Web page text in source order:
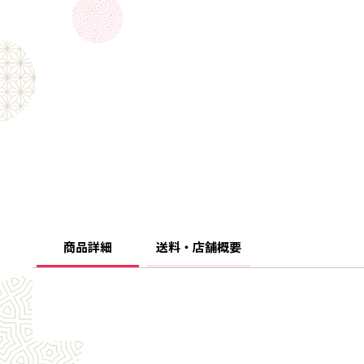
商品詳細 送料・店舗概要